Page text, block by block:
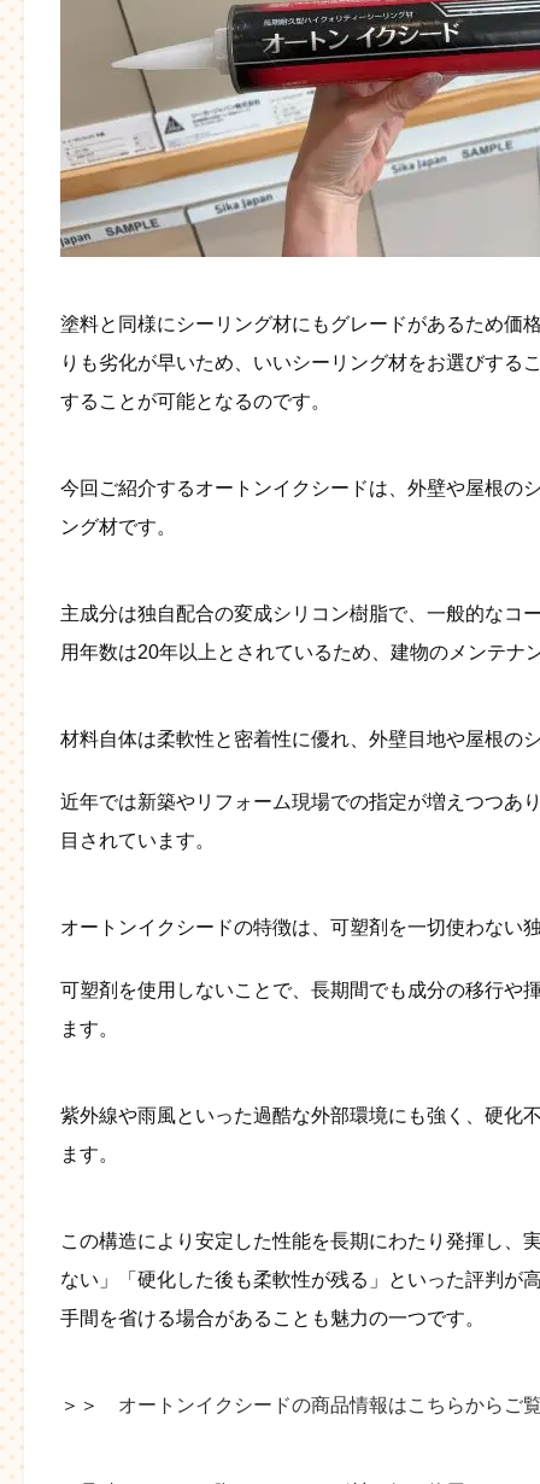
塗料と同様にシーリング材にもグレードがあるため価
りも劣化が早いため、いいシーリング材をお選びする
することが可能となるのです。
今回ご紹介するオートンイクシードは、外壁や屋根の
ング材です。
主成分は独自配合の変成シリコン樹脂で、一般的なコ
用年数は20年以上とされているため、建物のメンテナ
材料自体は柔軟性と密着性に優れ、外壁目地や屋根の
近年では新築やリフォーム現場での指定が増えつつあ
目されています。
オートンイクシードの特徴は、可塑剤を一切使わない
可塑剤を使用しないことで、長期間でも成分の移行や
ます。
紫外線や雨風といった過酷な外部環境にも強く、硬化
ます。
この構造により安定した性能を長期にわたり発揮し、
ない」「硬化した後も柔軟性が残る」といった評判が
手間を省ける場合があることも魅力の一つです。
＞＞ オートンイクシードの商品情報はこちらからご